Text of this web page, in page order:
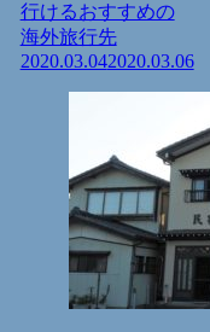
行けるおすすめの
海外旅行先
2020.03.042020.03.06